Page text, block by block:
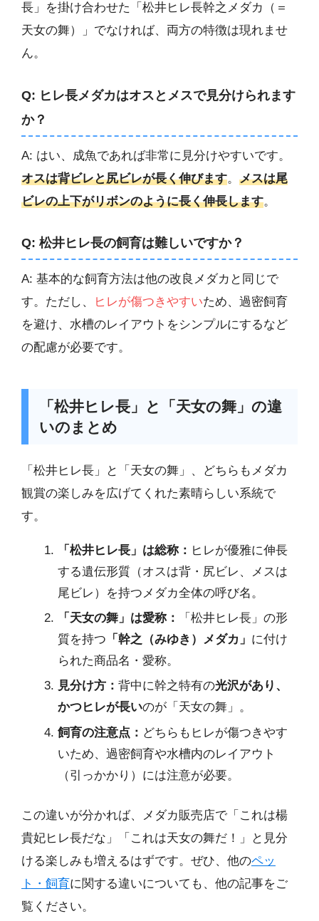
長」を掛け合わせた「松井ヒレ長幹之メダカ（＝
天女の舞）」でなければ、両方の特徴は現れませ
ん。
Q: ヒレ長メダカはオスとメスで見分けられます
か？
A: はい、成魚であれば非常に見分けやすいです。
オスは背ビレと尻ビレが長く伸びます。 メスは尾
ビレの上下がリボンのように長く伸長します。
Q: 松井ヒレ長の飼育は難しいですか？
A: 基本的な飼育方法は他の改良メダカと同じで
す。ただし、
ヒレが傷つきやすいため、過密飼育
を避け、水槽のレイアウトをシンプルにするなど
の配慮が必要です。
「松井ヒレ長」と「天女の舞」の違
いのまとめ
「松井ヒレ長」と「天女の舞」、どちらもメダカ
観賞の楽しみを広げてくれた素晴らしい系統で
す。
「松井ヒレ長」は総称： ヒレが優雅に伸長
する遺伝形質（オスは背・尻ビレ、メスは
尾ビレ）を持つメダカ全体の呼び名。
「天女の舞」は愛称：
「松井ヒレ長」の形
質を持つ 「幹之（みゆき）メダカ」 に付け
られた商品名・愛称。
見分け方： 背中に幹之特有の光沢があり、
かつヒレが長いのが「天女の舞」。
飼育の注意点： どちらもヒレが傷つきやす
いため、過密飼育や水槽内のレイアウト
（引っかかり）には注意が必要。
この違いが分かれば、メダカ販売店で「これは楊
貴妃ヒレ長だな」「これは天女の舞だ！」と見分
ける楽しみも増えるはずです。ぜひ、他のペッ
ト・飼育に関する違いについても、他の記事をご
覧ください。